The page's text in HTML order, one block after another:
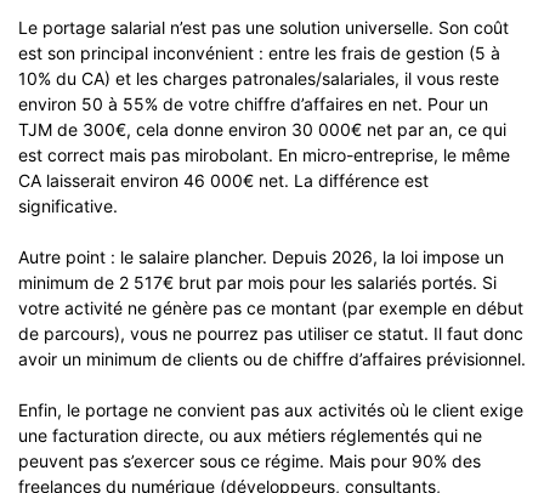
Le portage salarial n’est pas une solution universelle. Son coût
est son principal inconvénient : entre les frais de gestion (5 à
10% du CA) et les charges patronales/salariales, il vous reste
environ 50 à 55% de votre chiffre d’affaires en net. Pour un
TJM de 300€, cela donne environ 30 000€ net par an, ce qui
est correct mais pas mirobolant. En micro-entreprise, le même
CA laisserait environ 46 000€ net. La différence est
significative.
Autre point : le salaire plancher. Depuis 2026, la loi impose un
minimum de 2 517€ brut par mois pour les salariés portés. Si
votre activité ne génère pas ce montant (par exemple en début
de parcours), vous ne pourrez pas utiliser ce statut. Il faut donc
avoir un minimum de clients ou de chiffre d’affaires prévisionnel.
Enfin, le portage ne convient pas aux activités où le client exige
une facturation directe, ou aux métiers réglementés qui ne
peuvent pas s’exercer sous ce régime. Mais pour 90% des
freelances du numérique (développeurs, consultants,